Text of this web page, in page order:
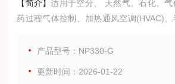
【简介】适用于空分、 天然气、石化、气
药过程气体控制、加热通风空调(HVAC)、
典型特征：水分测量，适合在线连续使用
产品型号：NP330-G
更新时间：2026-01-22